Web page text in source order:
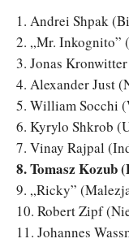
1. Andrei Shpak
2. „Mr. Inkognito”
3. Jonas
4. Alexander Just
5. William Socchi
6. Kyrylo Shkrob
7. Vinay Rajpal
8. Tomasz Kozub
9. „Ricky”
10. Robert Zipf
11. Johannes